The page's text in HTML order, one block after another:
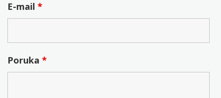
E-mail *
Poruka *